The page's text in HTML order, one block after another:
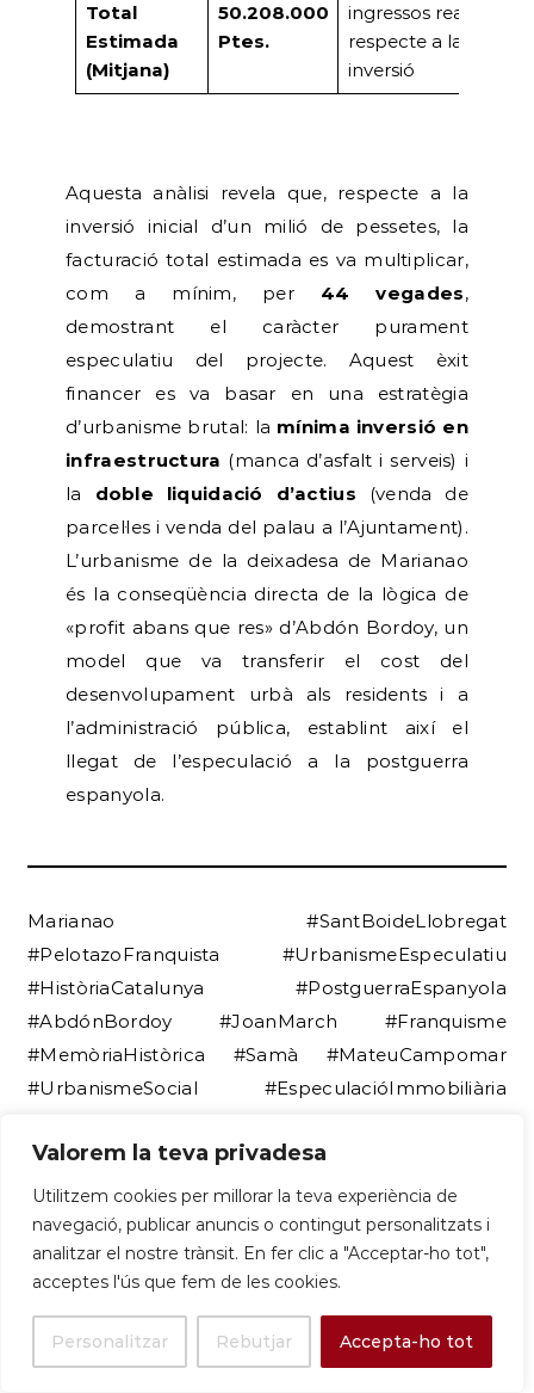
Valorem la teva privadesa
Utilitzem cookies per millorar la teva experiència de
navegació, publicar anuncis o contingut personalitzats i
analitzar el nostre trànsit. En fer clic a "Acceptar-ho tot",
acceptes l'ús que fem de les cookies.
Personalitzar Rebutjar Accepta-ho tot
Total
Estimada
(Mitjana)
50.208.000
Ptes.
ingressos reals
respecte a la
inversió
Aquesta anàlisi revela que, respecte a la
inversió inicial d’un milió de pessetes, la
facturació total estimada es va multiplicar,
com a mínim, per 44 vegades,
demostrant el caràcter purament
especulatiu del projecte. Aquest èxit
financer es va basar en una estratègia
d’urbanisme brutal: la mínima inversió en
infraestructura (manca d’asfalt i serveis) i
la doble liquidació d’actius (venda de
parcel·les i venda del palau a l’Ajuntament).
L’urbanisme de la deixadesa de Marianao
és la conseqüència directa de la lògica de
«profit abans que res» d’Abdón Bordoy, un
model que va transferir el cost del
desenvolupament urbà als residents i a
l’administració pública, establint així el
llegat de l’especulació a la postguerra
espanyola.
Marianao #SantBoideLlobregat
#PelotazoFranquista #UrbanismeEspeculatiu
#HistòriaCatalunya #PostguerraEspanyola
#AbdónBordoy #JoanMarch #Franquisme
#MemòriaHistòrica #Samà #MateuCampomar
#UrbanismeSocial #EspeculacióImmobiliària
#PionerUrbanisme #PodcastHistòria
#CiutatSomniada #LitigisUrbanístics
Referències:
Entrevista del 2009 de Carles Vallejo
(SantBoi.Tv) a Carles Serret (AHMSB)